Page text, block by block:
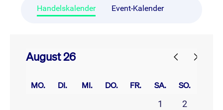
Handelskalender Event-Kalender
August 26
MO. DI. MI. DO. FR. SA. SO.
1
2